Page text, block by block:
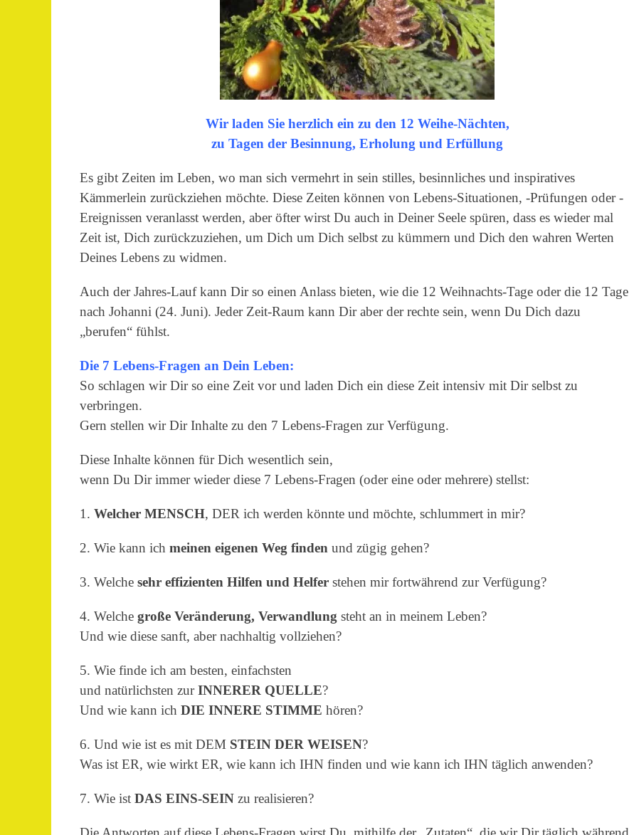
Wir laden Sie herzlich ein zu den 12 Weihe-Nächten,
zu Tagen der Besinnung, Erholung und Erfüllung
Es gibt Zeiten im Leben, wo man sich vermehrt in sein stilles, besinnliches und inspiratives
Kämmerlein zurückziehen möchte. Diese Zeiten können von Lebens-Situationen, -Prüfungen oder -
Ereignissen veranlasst werden, aber öfter wirst Du auch in Deiner Seele spüren, dass es wieder mal
Zeit ist, Dich zurückzuziehen, um Dich um Dich selbst zu kümmern und Dich den wahren Werten
Deines Lebens zu widmen.
Auch der Jahres-Lauf kann Dir so einen Anlass bieten, wie die 12 Weihnachts-Tage oder die 12 Tage
nach Johanni (24. Juni). Jeder Zeit-Raum kann Dir aber der rechte sein, wenn Du Dich dazu
„berufen“ fühlst.
Die 7 Lebens-Fragen an Dein Leben:
So schlagen wir Dir so eine Zeit vor und laden Dich ein diese Zeit intensiv mit Dir selbst zu
verbringen.
Gern stellen wir Dir Inhalte zu den 7 Lebens-Fragen zur Verfügung.
Diese Inhalte können für Dich wesentlich sein,
wenn Du Dir immer wieder diese 7 Lebens-Fragen (oder eine oder mehrere) stellst:
1. Welcher MENSCH, DER ich werden könnte und möchte, schlummert in mir?
2. Wie kann ich meinen eigenen Weg finden und zügig gehen?
3. Welche sehr effizienten Hilfen und Helfer stehen mir fortwährend zur Verfügung?
4. Welche große Veränderung, Verwandlung steht an in meinem Leben?
Und wie diese sanft, aber nachhaltig vollziehen?
5. Wie finde ich am besten, einfachsten
und natürlichsten zurINNERER QUELLE?
Und wie kann ich DIE INNERE STIMME hören?
6. Und wie ist es mit DEM STEIN DER WEISEN?
Was ist ER, wie wirkt ER, wie kann ich IHN finden und wie kann ich IHN täglich anwenden?
7. Wie ist DAS EINS-SEIN zu realisieren?